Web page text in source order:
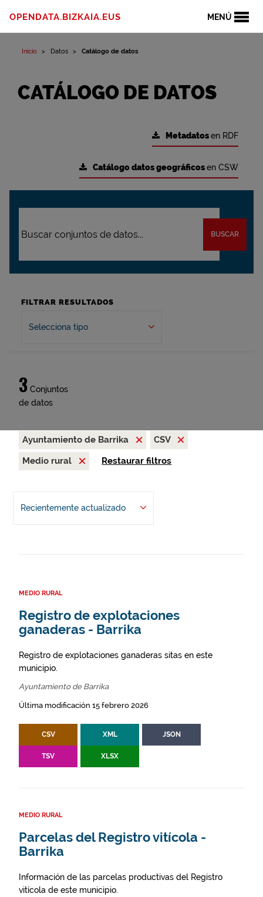
MENÚ
OPENDATA.BIZKAIA.EUS
Inicio Datos Catálogo de datos
CATÁLOGO DE DATOS
Metadatosen RDF
Catálogo datos geográficosen CSW
BUSCAR
FILTRAR RESULTADOS
Selecciona tipo
3 Conjuntos
de datos
Ayuntamiento de Barrika
CSV
Medio rural
Restaurar filtros
Recientemente actualizado
MEDIO RURAL
Registro de explotaciones
ganaderas - Barrika
Registro de explotaciones ganaderas sitas en este
municipio.
Ayuntamiento de Barrika
Última modificación 15 febrero 2026
CSV XML JSON
TSV XLSX
MEDIO RURAL
Parcelas del Registro vitícola -
Barrika
Información de las parcelas productivas del Registro
vitícola de este municipio.